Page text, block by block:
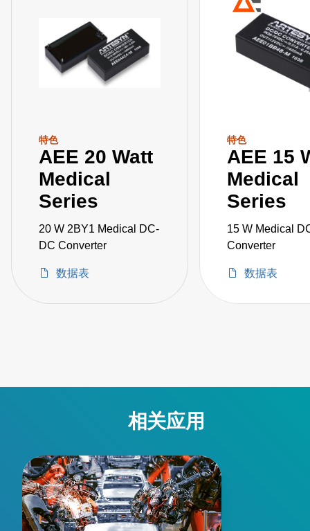
特色
AEE 20 Watt
Medical
Series
20 W 2BY1 Medical DC-
DC Converter
数据表
特色
AEE 15
Medical
Series
15 W Medical
Converter
数据表
相关应用